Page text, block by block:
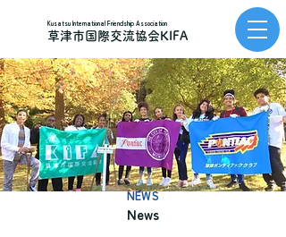
Kusatsu International Friendship Association
草津市国際交流協会KIFA
NEWS
News